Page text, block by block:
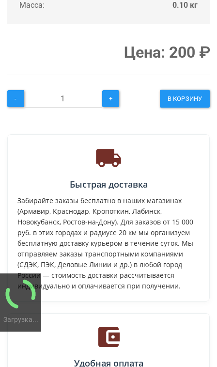
Загрузка...
Масса: 0.10 кг
Цена: 200 ₽
- + В КОРЗИНУ
Быстрая доставка
Забирайте заказы бесплатно в наших магазинах
(Армавир, Краснодар, Кропоткин, Лабинск,
Новокубанск, Ростов-на-Дону). Для заказов от 15 000
руб. в этих городах и радиусе 20 км мы организуем
бесплатную доставку курьером в течение суток. Мы
отправляем заказы транспортными компаниями
(СДЭК, ПЭК, Деловые Линии и др.) в любой город
России — стоимость доставки рассчитывается
индивидуально и оплачивается при получении.
Удобная оплата